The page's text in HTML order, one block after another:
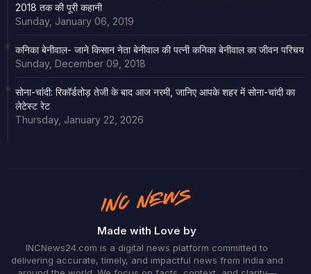
2018 तक की पूरी कहानी
Sunday, January 06, 2019
कनिका बेनीवाल- जाने किसान नेता बेनीवाल की पत्नी कनिका बेनीवाल का जीवन परिचय
Sunday, December 09, 2018
सोना-चांदी: रिकॉर्डतोड़ तेजी के बाद आज नरमी, जानिए आपके शहर में सोना-चांदी का
लेटेस्ट रेट
Thursday, January 22, 2026
Made with Love by
INCNews24.com is a digital news platform committed to
delivering accurate, timely, and impactful news from India and